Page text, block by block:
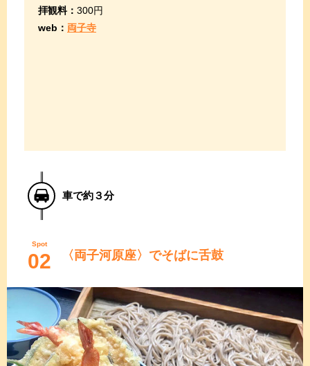
拝観料： 300円
web： 両子寺
車で約３分
Spot
02 〈両子河原座〉でそばに舌鼓